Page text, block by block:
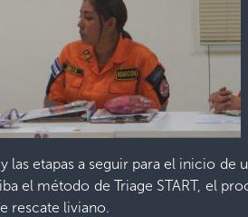
etapas a seguir para el inicio
el método de Triage START, el
rescate liviano.